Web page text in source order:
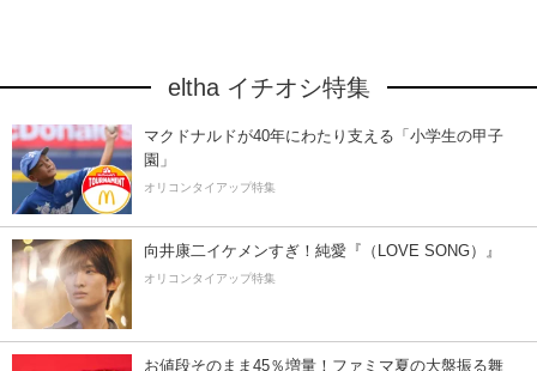
eltha イチオシ特集
マクドナルドが40年にわたり支える「小学生の甲子
園」
オリコンタイアップ特集
向井康二イケメンすぎ！純愛『（LOVE SONG）』
オリコンタイアップ特集
お値段そのまま45％増量！ファミマ夏の大盤振る舞